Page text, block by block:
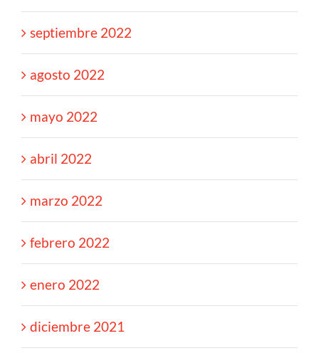
septiembre 2022
agosto 2022
mayo 2022
abril 2022
marzo 2022
febrero 2022
enero 2022
diciembre 2021